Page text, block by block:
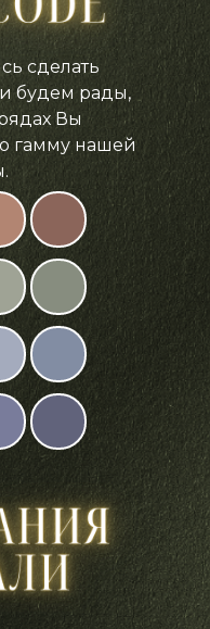
сделать
будем рады,
Вы
гамму нашей